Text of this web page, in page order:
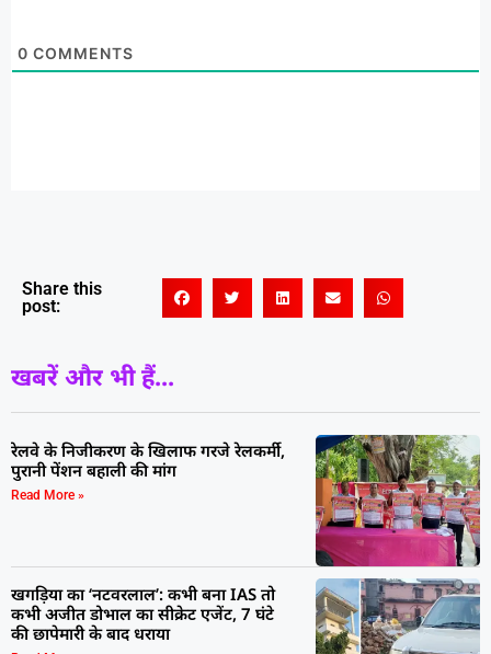
0 COMMENTS
Share this
post:
खबरें और भी हैं...
रेलवे के निजीकरण के खिलाफ गरजे रेलकर्मी,
पुरानी पेंशन बहाली की मांग
Read More »
खगड़िया का ‘नटवरलाल’: कभी बना IAS तो
कभी अजीत डोभाल का सीक्रेट एजेंट, 7 घंटे
की छापेमारी के बाद धराया